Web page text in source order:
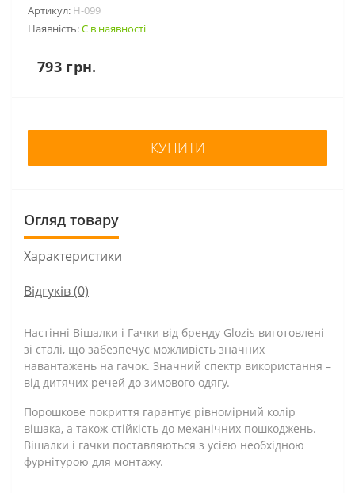
Артикул: H-099
Наявність:Є в наявності
793 грн.
КУПИТИ
Огляд товару
Характеристики
Відгуків (0)
Настінні Вішалки і Гачки від бренду Glozis виготовлені
зі сталі, що забезпечує можливість значних
навантажень на гачок. Значний спектр використання –
від дитячих речей до зимового одягу.
Порошкове покриття гарантує рівномірний колір
вішака, а також стійкість до механічних пошкоджень.
Вішалки і гачки поставляються з усією необхідною
фурнітурою для монтажу.